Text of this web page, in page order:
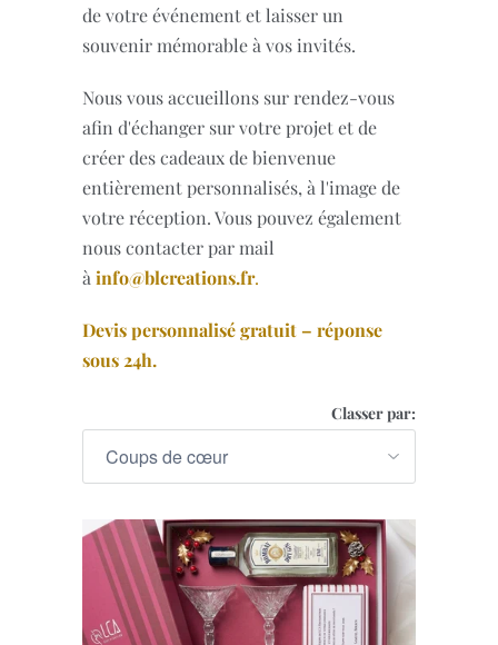
de votre événement et laisser un
souvenir mémorable à vos invités.
Nous vous accueillons sur rendez-vous
afin d'échanger sur votre projet et de
créer des cadeaux de bienvenue
entièrement personnalisés, à l'image de
votre réception. Vous pouvez également
nous contacter par mail
à info@blcreations.fr.
Devis personnalisé gratuit – réponse
sous 24h.
Classer par: